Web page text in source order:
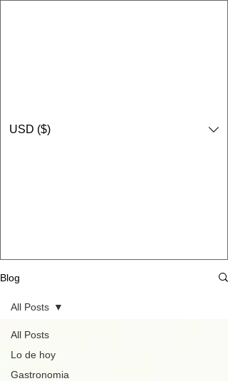
USD ($)
Blog
All Posts
Lo de hoy
Gastronomia
All Posts